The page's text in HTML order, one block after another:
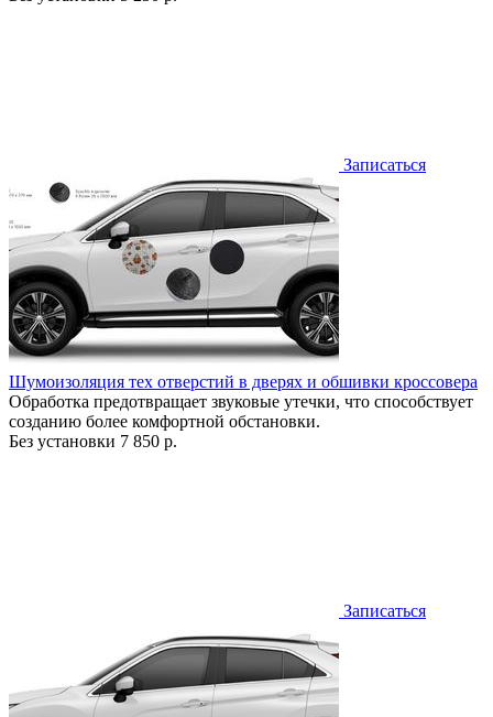
Записаться
Шумоизоляция тех отверстий в дверях и обшивки кроссовера
Обработка предотвращает звуковые утечки, что способствует
созданию более комфортной обстановки.
Без установки 7 850 р.
Записаться